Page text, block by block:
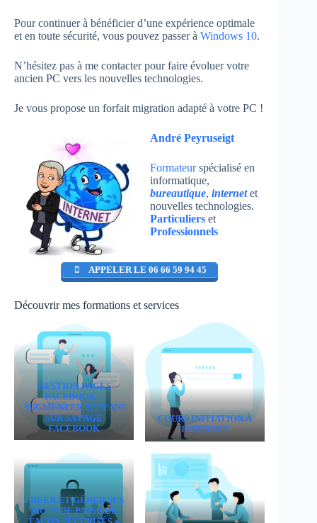
Pour continuer à bénéficier d’une expérience optimale
et en toute sécurité, vous pouvez passer à Windows 10.
N’hésitez pas à me contacter pour faire évoluer votre
ancien PC vers les nouvelles technologies.
Je vous propose un forfait migration adapté à votre PC !
André Peyruseigt
Formateurspécialisé en
informatique,
bureautique, internetet
nouvelles technologies.
Particuliers et
Professionnels
APPELER LE 06 66 59 94 45
Découvrir mes formations et services
GESTION PAGES
FACEBOOK –
AUGMENTER SES FANS
SUR SA PAGE
FACEBOOK
COURS INITIATION À
INTERNET
CRÉER ET GÉRER SES
MOTS DE PASSE DE